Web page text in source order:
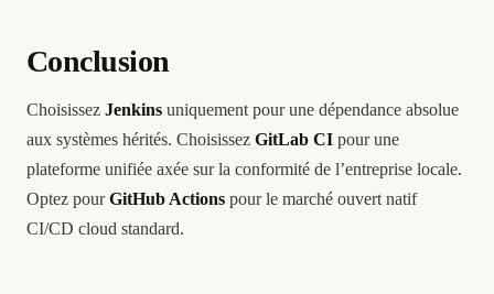
Conclusion
Choisissez Jenkins uniquement pour une dépendance absolue
aux systèmes hérités. Choisissez GitLab CI pour une
plateforme unifiée axée sur la conformité de l’entreprise locale.
Optez pourGitHub Actions pour le marché ouvert natif
CI/CD cloud standard.